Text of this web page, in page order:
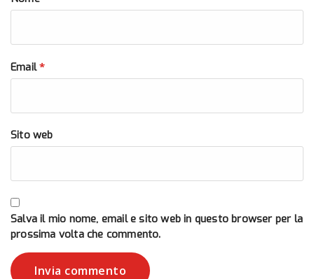
Email*
Sito web
Salva il mio nome, email e sito web in questo browser per la
prossima volta che commento.